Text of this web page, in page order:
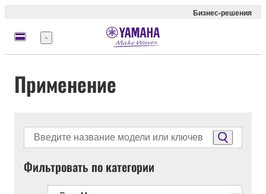
Бизнес-решения
Меню
Применение
Фильтровать по категории